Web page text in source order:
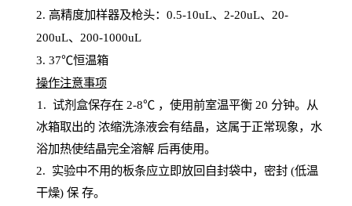
2. 高精度加样器及枪头： 0.5-10uL、 2-20uL、 20-
200uL、 200-1000uL
3. 37℃恒温箱
操作注意事项
1. 试剂盒保存在 2-8℃ ，使用前室温平衡 20 分钟。从
冰箱取出的 浓缩洗涤液会有结晶，这属于正常现象，水
浴加热使结晶完全溶解 后再使用。
2. 实验中不用的板条应立即放回自封袋中，密封(低温
干燥) 保 存。